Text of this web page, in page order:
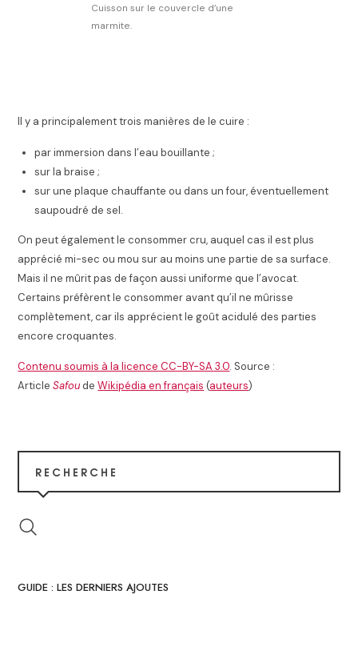
Cuisson sur le couvercle d’une
marmite.
Il y a principalement trois manières de le cuire :
par immersion dans l’eau bouillante ;
sur la braise ;
sur une plaque chauffante ou dans un four, éventuellement
saupoudré de sel.
On peut également le consommer cru, auquel cas il est plus
apprécié mi-sec ou mou sur au moins une partie de sa surface.
Mais il ne mûrit pas de façon aussi uniforme que l’avocat.
Certains préfèrent le consommer avant qu’il ne mûrisse
complètement, car ils apprécient le goût acidulé des parties
encore croquantes.
Contenu soumis à la licence CC-BY-SA 3.0. Source :
ArticleSafoudeWikipédia en français (auteurs)
RECHERCHE
GUIDE : LES DERNIERS AJOUTES